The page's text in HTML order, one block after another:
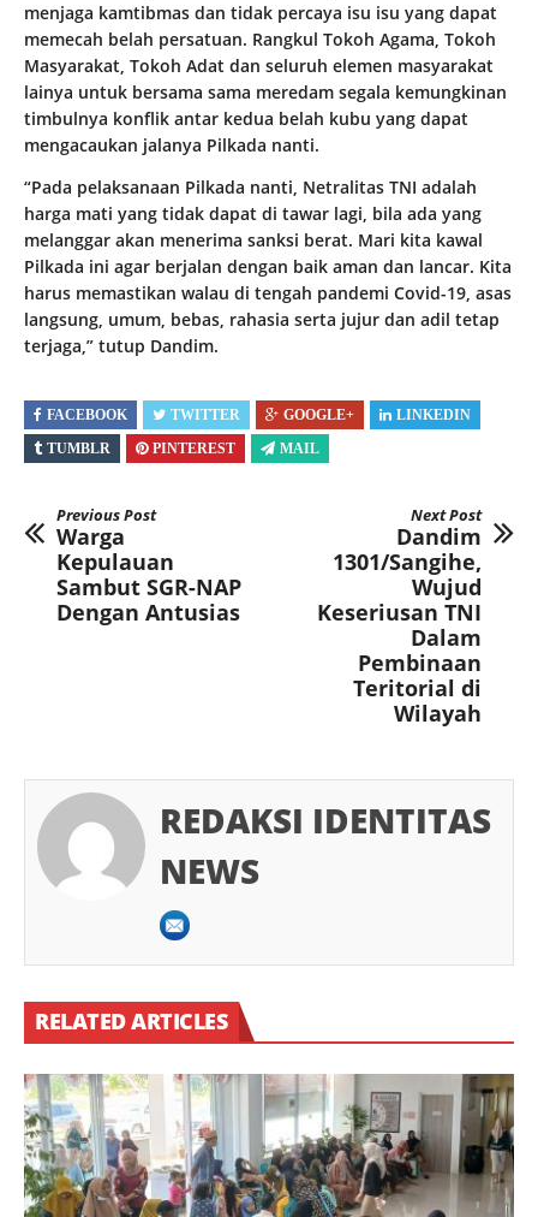
menjaga kamtibmas dan tidak percaya isu isu yang dapat
memecah belah persatuan. Rangkul Tokoh Agama, Tokoh
Masyarakat, Tokoh Adat dan seluruh elemen masyarakat
lainya untuk bersama sama meredam segala kemungkinan
timbulnya konflik antar kedua belah kubu yang dapat
mengacaukan jalanya Pilkada nanti.
“Pada pelaksanaan Pilkada nanti, Netralitas TNI adalah
harga mati yang tidak dapat di tawar lagi, bila ada yang
melanggar akan menerima sanksi berat. Mari kita kawal
Pilkada ini agar berjalan dengan baik aman dan lancar. Kita
harus memastikan walau di tengah pandemi Covid-19, asas
langsung, umum, bebas, rahasia serta jujur dan adil tetap
terjaga,” tutup Dandim.
FACEBOOK TWITTER GOOGLE+
LINKEDIN
TUMBLR
PINTEREST MAIL
Previous Post
Warga
Kepulauan
Sambut SGR-NAP
Dengan Antusias
Next Post
Dandim
1301/Sangihe,
Wujud
Keseriusan TNI
Dalam
Pembinaan
Teritorial di
Wilayah
REDAKSI IDENTITAS
NEWS
RELATED ARTICLES